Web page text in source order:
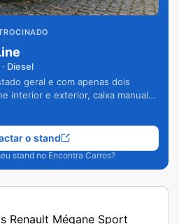
Diesel
geral e com apenas dois
interior e exterior, caixa manual
stand no Encontra Carros?
o stand
Renault Mégane Sport